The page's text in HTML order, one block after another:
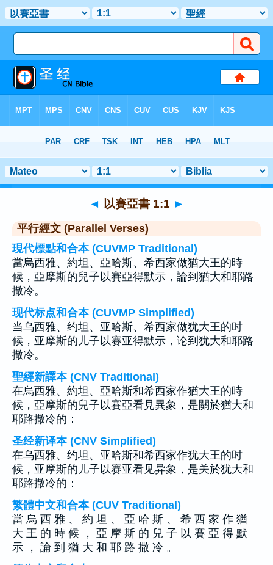
> 聖經金句 1
◄ 以賽亞書 1:1 ►
平行經文 (Parallel Verses)
現代標點和合本 (CUVMP Traditional)
當烏西雅、約坦、亞哈斯、希西家做猶大王的時
候，亞摩斯的兒子以賽亞得默示，論到猶大和耶路
撒冷。
现代标点和合本 (CUVMP Simplified)
当乌西雅、约坦、亚哈斯、希西家做犹大王的时
候，亚摩斯的儿子以赛亚得默示，论到犹大和耶路
撒冷。
聖經新譯本 (CNV Traditional)
在烏西雅、約坦、亞哈斯和希西家作猶大王的時
候，亞摩斯的兒子以賽亞看見異象，是關於猶大和
耶路撒冷的：
圣经新译本 (CNV Simplified)
在乌西雅、约坦、亚哈斯和希西家作犹大王的时
候，亚摩斯的儿子以赛亚看见异象，是关於犹大和
耶路撒冷的：
繁體中文和合本 (CUV Traditional)
當 烏 西 雅 、 約 坦 、 亞 哈 斯 、 希 西 家 作 猶
大 王 的 時 候 ， 亞 摩 斯 的 兒 子 以 賽 亞 得 默
示 ， 論 到 猶 大 和 耶 路 撒 冷 。